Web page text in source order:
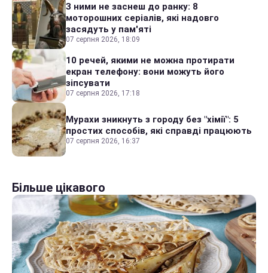
З ними не заснеш до ранку: 8
моторошних серіалів, які надовго
засядуть у пам'яті
07 серпня 2026, 18:09
10 речей, якими не можна протирати
екран телефону: вони можуть його
зіпсувати
07 серпня 2026, 17:18
Мурахи зникнуть з городу без "хімії": 5
простих способів, які справді працюють
07 серпня 2026, 16:37
Більше цікавого